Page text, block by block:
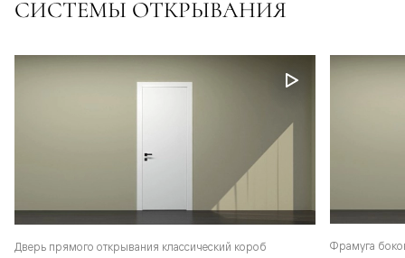
СИСТЕМЫ ОТКРЫВАНИЯ
Дверь прямого открывания классический короб Фрамуга